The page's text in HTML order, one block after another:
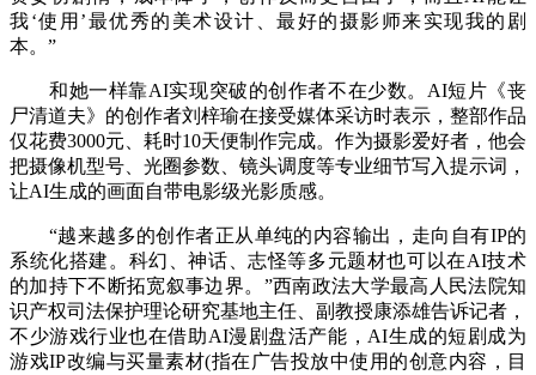
我‘使用’最优秀的美术设计、最好的摄影师来实现我的剧
本。”
和她一样靠AI实现突破的创作者不在少数。AI短片《丧
尸清道夫》的创作者刘梓瑜在接受媒体采访时表示，整部作品
仅花费3000元、耗时10天便制作完成。作为摄影爱好者，他会
把摄像机型号、光圈参数、镜头调度等专业细节写入提示词，
让AI生成的画面自带电影级光影质感。
“越来越多的创作者正从单纯的内容输出，走向自有IP的
系统化搭建。科幻、神话、志怪等多元题材也可以在AI技术
的加持下不断拓宽叙事边界。”西南政法大学最高人民法院知
识产权司法保护理论研究基地主任、副教授康添雄告诉记者，
不少游戏行业也在借助AI漫剧盘活产能，AI生成的短剧成为
游戏IP改编与买量素材(指在广告投放中使用的创意内容，目